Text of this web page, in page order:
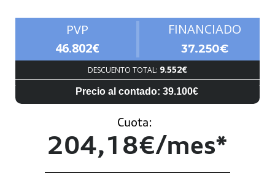
PVP
46.802€
FINANCIADO
37.250€
DESCUENTO TOTAL: 9.552€
Precio al contado: 39.100€
Cuota:
204,18€/mes*